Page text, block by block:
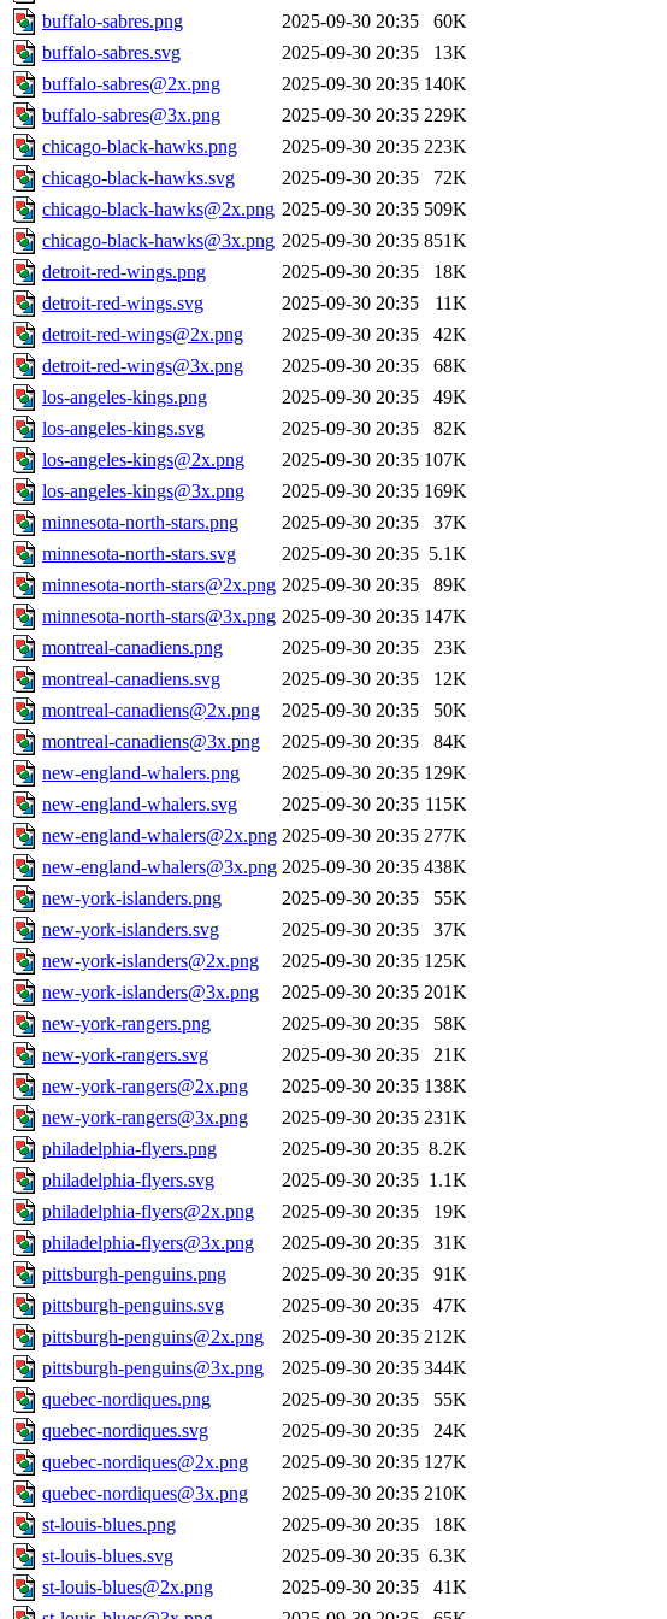
buffalo-sabres.png
2025-09-30 20:35
60K
buffalo-sabres.svg
2025-09-30 20:35
13K
buffalo-sabres@2x.png
2025-09-30 20:35 140K
buffalo-sabres@3x.png
2025-09-30 20:35 229K
chicago-black-hawks.png
2025-09-30 20:35 223K
chicago-black-hawks.svg
2025-09-30 20:35
72K
chicago-black-hawks@2x.png 2025-09-30 20:35 509K
chicago-black-hawks@3x.png 2025-09-30 20:35 851K
detroit-red-wings.png
2025-09-30 20:35
18K
detroit-red-wings.svg
2025-09-30 20:35
11K
detroit-red-wings@2x.png
2025-09-30 20:35
42K
detroit-red-wings@3x.png
2025-09-30 20:35
68K
los-angeles-kings.png
2025-09-30 20:35
49K
los-angeles-kings.svg
2025-09-30 20:35
82K
los-angeles-kings@2x.png
2025-09-30 20:35 107K
los-angeles-kings@3x.png
2025-09-30 20:35 169K
minnesota-north-stars.png
2025-09-30 20:35
37K
minnesota-north-stars.svg
2025-09-30 20:35 5.1K
minnesota-north-stars@2x.png 2025-09-30 20:35
89K
minnesota-north-stars@3x.png 2025-09-30 20:35 147K
montreal-canadiens.png
2025-09-30 20:35
23K
montreal-canadiens.svg
2025-09-30 20:35
12K
montreal-canadiens@2x.png
2025-09-30 20:35
50K
montreal-canadiens@3x.png
2025-09-30 20:35
84K
new-england-whalers.png
2025-09-30 20:35 129K
new-england-whalers.svg
2025-09-30 20:35 115K
new-england-whalers@2x.png 2025-09-30 20:35 277K
new-england-whalers@3x.png 2025-09-30 20:35 438K
new-york-islanders.png
2025-09-30 20:35
55K
new-york-islanders.svg
2025-09-30 20:35
37K
new-york-islanders@2x.png
2025-09-30 20:35 125K
new-york-islanders@3x.png
2025-09-30 20:35 201K
new-york-rangers.png
2025-09-30 20:35
58K
new-york-rangers.svg
2025-09-30 20:35
21K
new-york-rangers@2x.png
2025-09-30 20:35 138K
new-york-rangers@3x.png
2025-09-30 20:35 231K
philadelphia-flyers.png
2025-09-30 20:35 8.2K
philadelphia-flyers.svg
2025-09-30 20:35 1.1K
philadelphia-flyers@2x.png
2025-09-30 20:35
19K
philadelphia-flyers@3x.png
2025-09-30 20:35
31K
pittsburgh-penguins.png
2025-09-30 20:35
91K
pittsburgh-penguins.svg
2025-09-30 20:35
47K
pittsburgh-penguins@2x.png
2025-09-30 20:35 212K
pittsburgh-penguins@3x.png
2025-09-30 20:35 344K
quebec-nordiques.png
2025-09-30 20:35
55K
quebec-nordiques.svg
2025-09-30 20:35
24K
quebec-nordiques@2x.png
2025-09-30 20:35 127K
quebec-nordiques@3x.png
2025-09-30 20:35 210K
st-louis-blues.png
2025-09-30 20:35
18K
st-louis-blues.svg
2025-09-30 20:35 6.3K
st-louis-blues@2x.png
2025-09-30 20:35
41K